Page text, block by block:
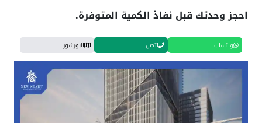
احجز وحدتك قبل نفاذ الكمية المتوفرة.
واتساب اتصل البورشور